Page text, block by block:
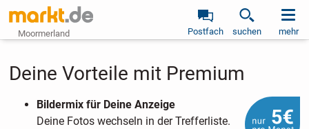
Moormerland Postfach suchen mehr
Deine Vorteile mit Premium
Bildermix für Deine Anzeige
Deine Fotos wechseln in der Trefferliste.